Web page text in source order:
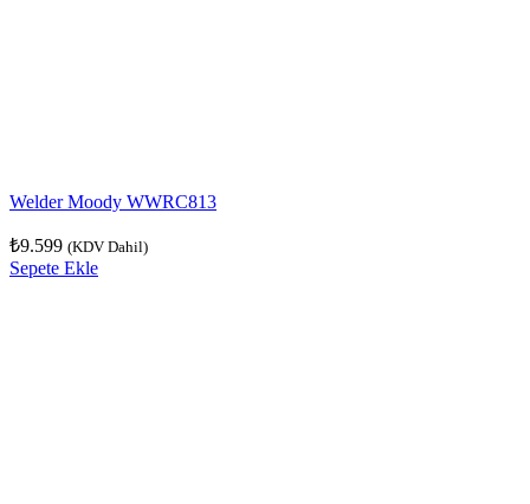
Welder Moody WWRC813
₺9.599 (KDV Dahil)
Sepete Ekle